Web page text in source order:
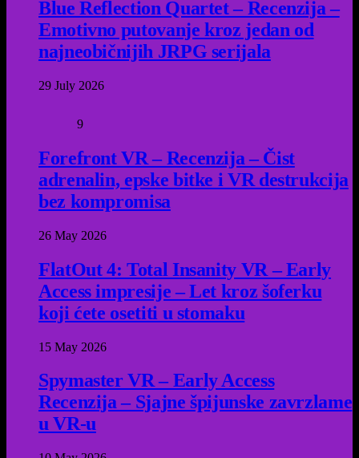
Blue Reflection Quartet – Recenzija –
Emotivno putovanje kroz jedan od
najneobičnijih JRPG serijala
29 July 2026
9
Forefront VR – Recenzija – Čist
adrenalin, epske bitke i VR destrukcija
bez kompromisa
26 May 2026
FlatOut 4: Total Insanity VR – Early
Access impresije – Let kroz šoferku
koji ćete osetiti u stomaku
15 May 2026
Spymaster VR – Early Access
Recenzija – Sjajne špijunske zavrzlame
u VR-u